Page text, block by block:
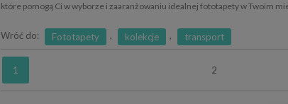
które pomogą Ci w wyborze i zaaranżowaniu idealnej fototapety w Twoim
Wróć do: Fototapety , kolekcje , transport
1 2